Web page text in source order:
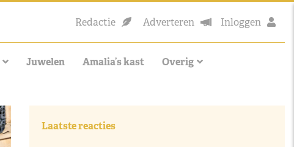
Redactie Adverteren Inloggen
Juwelen Amalia’s kast Overig
Laatste reacties